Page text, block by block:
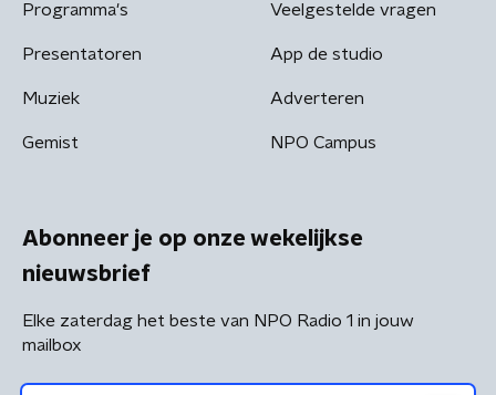
Programma's
Presentatoren
Muziek
Gemist
Veelgestelde vragen
App de studio
Adverteren
NPO Campus
Abonneer je op onze wekelijkse
nieuwsbrief
Elke zaterdag het beste van NPO Radio 1 in jouw
mailbox